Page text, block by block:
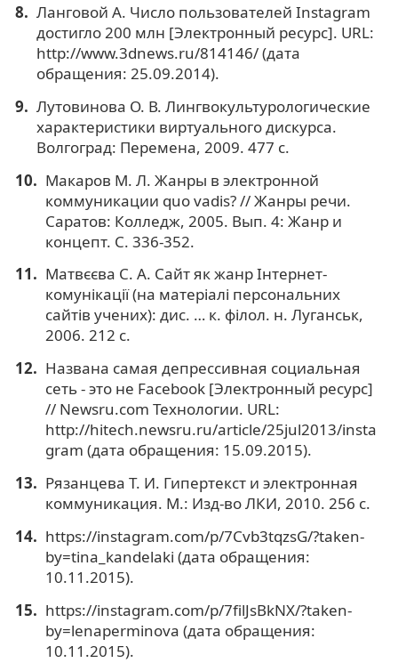
Ланговой А. Число пользователей Instagram
достигло 200 млн [Электронный ресурс]. URL:
http://www.3dnews.ru/814146/ (дата
обращения: 25.09.2014).
Лутовинова О. В. Лингвокультурологические
характеристики виртуального дискурса.
Волгоград: Перемена, 2009. 477 с.
Макаров М. Л. Жанры в электронной
коммуникации quo vadis? // Жанры речи.
Саратов: Колледж, 2005. Вып. 4: Жанр и
концепт. С. 336-352.
Матвєєва С. А. Сайт як жанр Інтернет-
комунікації (на матеріалі персональних
сайтів учених): дис. … к. філол. н. Луганськ,
2006. 212 с.
Названа самая депрессивная социальная
сеть - это не Facebook [Электронный ресурс]
// Newsru.com Технологии. URL:
http://hitech.newsru.ru/article/25jul2013/insta
gram (дата обращения: 15.09.2015).
Рязанцева Т. И. Гипертекст и электронная
коммуникация. М.: Изд-во ЛКИ, 2010. 256 с.
https://instagram.com/p/7Cvb3tqzsG/?taken-
by=tina_kandelaki (дата обращения:
10.11.2015).
https://instagram.com/p/7filJsBkNX/?taken-
by=lenaperminova (дата обращения:
10.11.2015).